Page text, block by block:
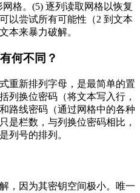
格。(5) 逐列读取网格以恢复
以尝试所有可能性（2 到文本
本来暴力破解。
何不同？
重新排列字母，是最简单的置
列换位密码（将文本写入行，
路线密码（通过网格中的各种
是栏数，与列换位密码相比，
列号的排列。
，因为其密钥空间极小。唯一